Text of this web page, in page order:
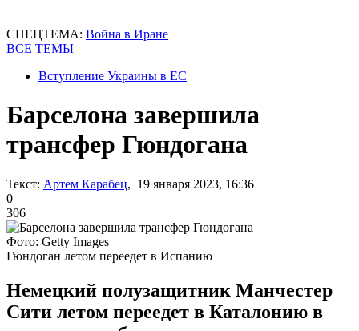
СПЕЦТЕМА: Война в Иране
ВСЕ ТЕМЫ
Вступление Украины в ЕС
Барселона завершила
трансфер Гюндогана
Текст: Артем Карабец, 19 января 2023, 16:36
0
306
Фото: Getty Images
Гюндоган летом переедет в Испанию
Немецкий полузащитник Манчестер
Сити летом переедет в Каталонию в